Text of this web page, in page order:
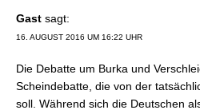
Gast sagt:
16. AUGUST 2016 UM 16:22 UHR
Die Debatte um Burka und
Scheindebatte, die von der
soll. Während sich die Deutschen